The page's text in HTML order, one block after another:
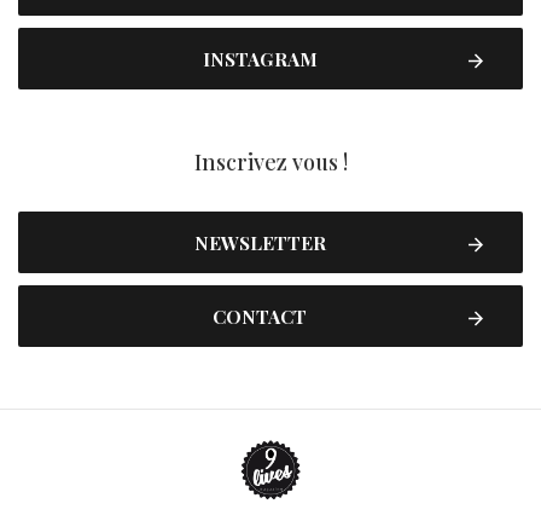
INSTAGRAM
Inscrivez vous !
NEWSLETTER
CONTACT